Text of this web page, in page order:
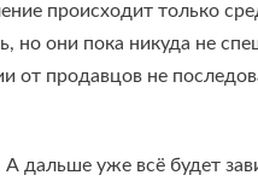
происходит только
но они пока никуда не
продавцов не
уже всё будет